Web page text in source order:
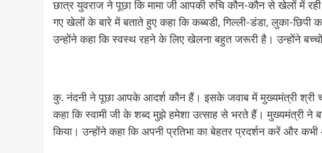
छात्र युवराज ने पूछा कि मामा जी आपकी रुचि कौन-कौन से खेलों में
गए खेलों के बारे में बताते हुए कहा कि कब्बडी, गिल्ली-डंडा, लुका-
उन्होंने कहा कि स्वस्थ रहने के लिए खेलना बहुत जरूरी है। उन्होंने
कु. नंदनी ने पूछा आपके आदर्श कौन हैं। इसके जवाब में मुख्यमंत्री श्री
कहा कि स्वामी जी के शब्द मुझे हमेशा उत्साह से भरते हैं। मुख्यमंत्री ने
किया। उन्होंने कहा कि अपनी प्रतिभा का बेहतर प्रदर्शन करें और